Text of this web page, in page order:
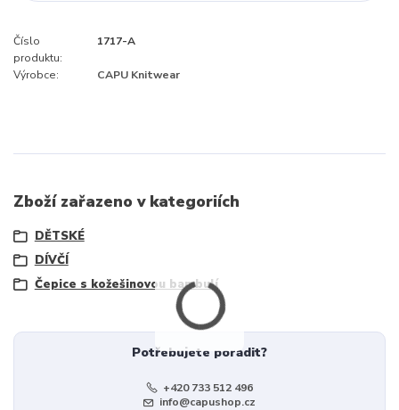
Číslo
produktu:
1717-A
Výrobce: CAPU Knitwear
Zboží zařazeno v kategoriích
DĚTSKÉ
DÍVČÍ
Čepice s kožešinovou bambulí
Potřebujete poradit?
+420 733 512 496
info@capushop.cz